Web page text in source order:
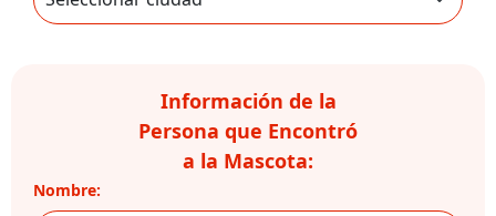
Información de la
Persona que Encontró
a la Mascota:
Nombre: